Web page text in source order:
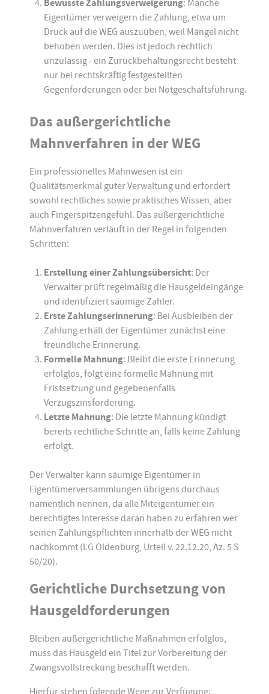
Bewusste Zahlungsverweigerung: Manche
Eigentümer verweigern die Zahlung, etwa um
Druck auf die WEG auszuüben, weil Mängel nicht
behoben werden. Dies ist jedoch rechtlich
unzulässig - ein Zurückbehaltungsrecht besteht
nur bei rechtskräftig festgestellten
Gegenforderungen oder bei Notgeschäftsführung.
Das außergerichtliche
Mahnverfahren in der WEG
Ein professionelles Mahnwesen ist ein
Qualitätsmerkmal guter Verwaltung und erfordert
sowohl rechtliches sowie praktisches Wissen, aber
auch Fingerspitzengefühl. Das außergerichtliche
Mahnverfahren verläuft in der Regel in folgenden
Schritten:
Erstellung einer Zahlungsübersicht: Der
Verwalter prüft regelmäßig die Hausgeldeingänge
und identifiziert säumige Zahler.
Erste Zahlungserinnerung: Bei Ausbleiben der
Zahlung erhält der Eigentümer zunächst eine
freundliche Erinnerung.
Formelle Mahnung: Bleibt die erste Erinnerung
erfolglos, folgt eine formelle Mahnung mit
Fristsetzung und gegebenenfalls
Verzugszinsforderung.
Letzte Mahnung: Die letzte Mahnung kündigt
bereits rechtliche Schritte an, falls keine Zahlung
erfolgt.
Der Verwalter kann säumige Eigentümer in
Eigentümerversammlungen übrigens durchaus
namentlich nennen, da alle Miteigentümer ein
berechtigtes Interesse daran haben zu erfahren wer
seinen Zahlungspflichten innerhalb der WEG nicht
nachkommt (LG Oldenburg, Urteil v. 22.12.20, Az. 5 S
50/20).
Gerichtliche Durchsetzung von
Hausgeldforderungen
Bleiben außergerichtliche Maßnahmen erfolglos,
muss das Hausgeld ein Titel zur Vorbereitung der
Zwangsvollstreckung beschafft werden.
Hierfür stehen folgende Wege zur Verfügung: